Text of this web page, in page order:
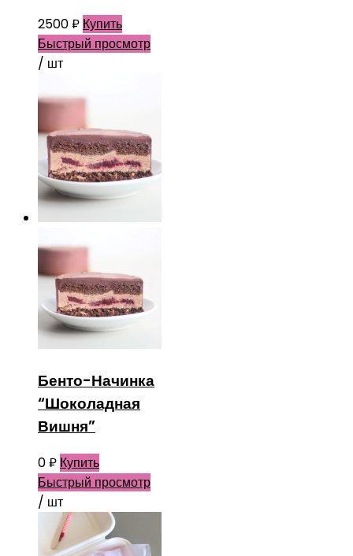
2500₽ Купить
Быстрый просмотр
/ шт
Бенто-Начинка
“Шоколадная
Вишня”
0₽ Купить
Быстрый просмотр
/ шт